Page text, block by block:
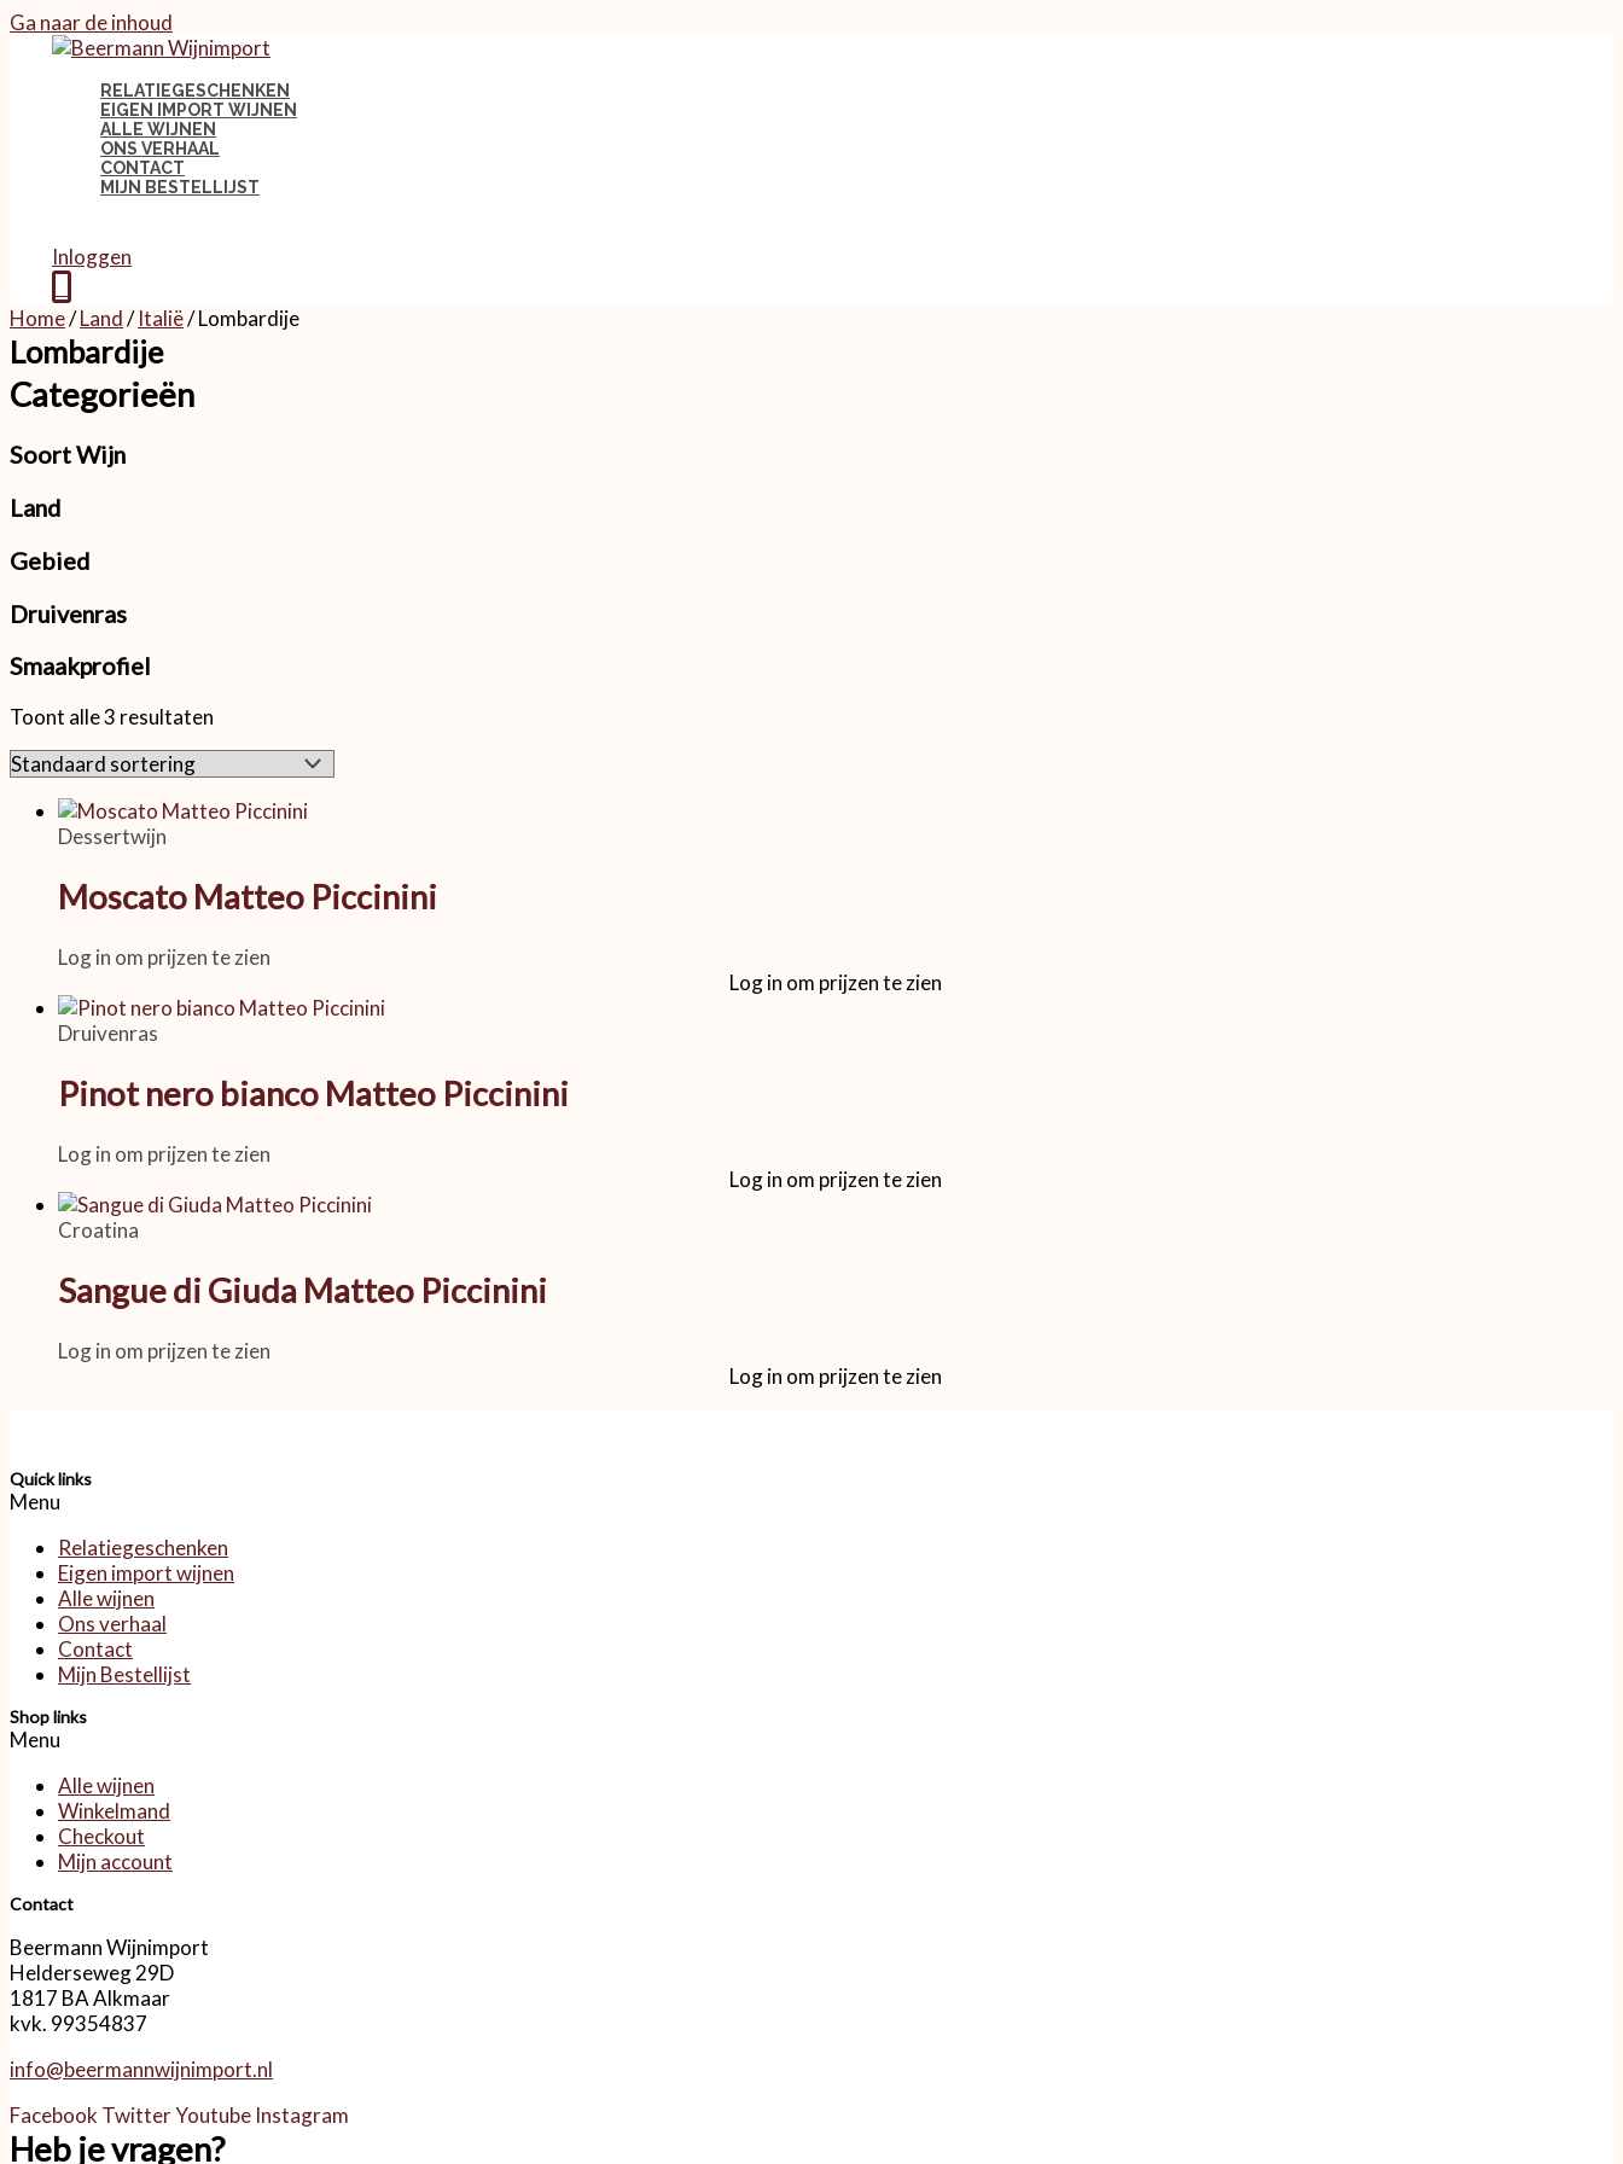
Ga naar de inhoud
RELATIEGESCHENKEN
EIGEN IMPORT WIJNEN
ALLE WIJNEN
ONS VERHAAL
CONTACT
MIJN BESTELLIJST
Inloggen
Home/Land/Italië/ Lombardije
Lombardije
Categorieën
Soort Wijn
Land
Gebied
Druivenras
Smaakprofiel
Toont alle 3 resultaten
Dessertwijn
Moscato Matteo Piccinini
Log in om prijzen te zien
Log in om prijzen te zien
Druivenras
Pinot nero bianco Matteo Piccinini
Log in om prijzen te zien
Log in om prijzen te zien
Croatina
Sangue di Giuda Matteo Piccinini
Log in om prijzen te zien
Log in om prijzen te zien
Quick links
Menu
Relatiegeschenken
Eigen import wijnen
Alle wijnen
Ons verhaal
Contact
Mijn Bestellijst
Shop links
Menu
Alle wijnen
Winkelmand
Checkout
Mijn account
Contact
Beermann Wijnimport
Helderseweg 29D
1817 BA Alkmaar
kvk. 99354837
info@beermannwijnimport.nl
Facebook TwitterYoutube Instagram
Heb je vragen?